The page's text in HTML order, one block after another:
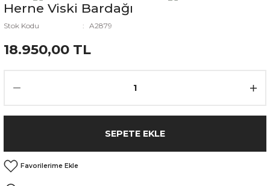
Herne Viski Bardağı
Stok Kodu A2879
18.950,00 TL
SEPETE EKLE